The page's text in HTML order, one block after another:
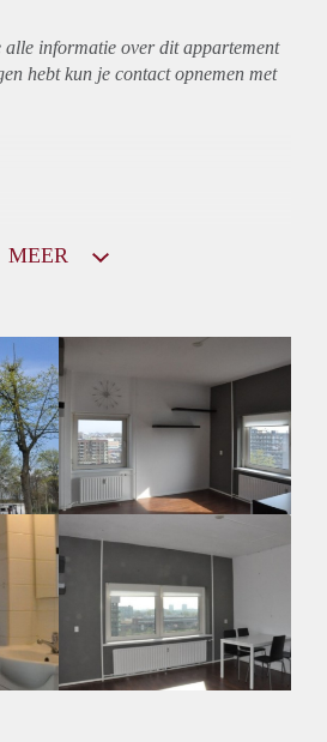
alle informatie over ditappartement
hebt kun je contact opnemen met
MEER